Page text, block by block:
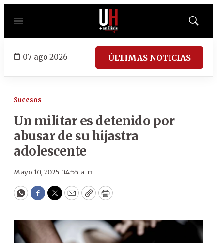
Menú
Mostrar
07 ago 2026 ÚLTIMAS NOTICIAS
Sucesos
Un militar es detenido por
abusar de su hijastra
adolescente
Mayo 10, 2025 04:55 a. m.
WhatsApp
Facebook
Twitter
EmailCopyPrint